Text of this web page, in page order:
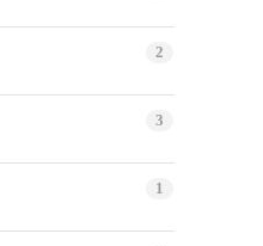
2
3
1